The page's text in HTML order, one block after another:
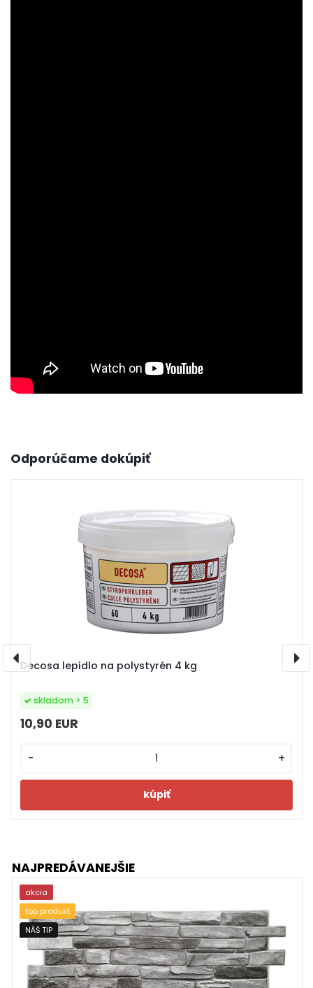
Odporúčame dokúpiť
Decosa lepidlo na polystyrén 4 kg
10,90 EUR
skladom > 5
- +
NAJPREDÁVANEJŠIE
akcia
top produkt
NÁŠ TIP